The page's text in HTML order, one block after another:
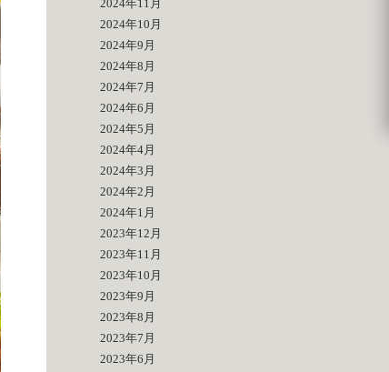
2024年11月
2024年10月
2024年9月
2024年8月
2024年7月
2024年6月
2024年5月
2024年4月
2024年3月
2024年2月
2024年1月
2023年12月
2023年11月
2023年10月
2023年9月
2023年8月
2023年7月
2023年6月